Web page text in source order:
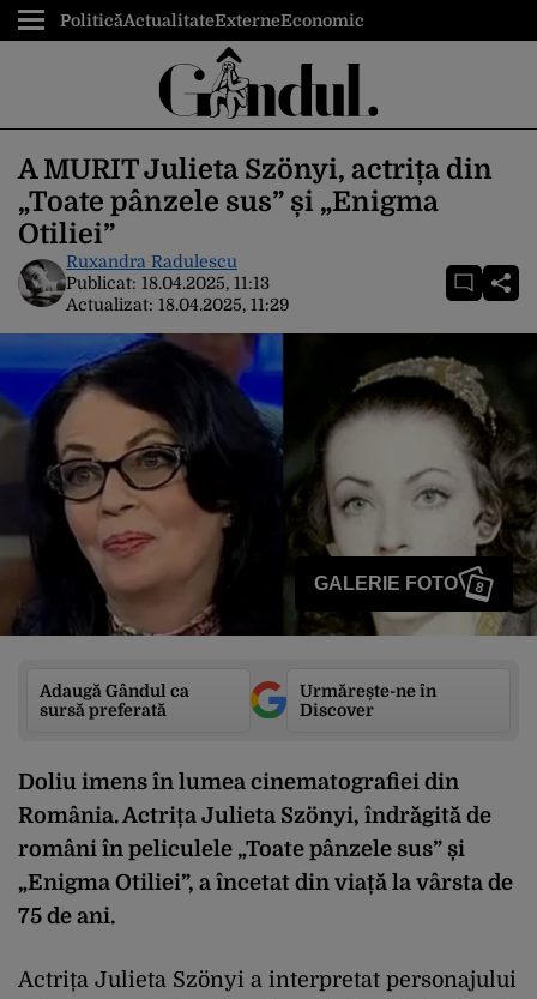
PoliticăActualitateExterneEconomic
A MURIT Julieta Szönyi, actrița din
„Toate pânzele sus” și „Enigma
Otiliei”
Ruxandra Radulescu
Publicat: 18.04.2025, 11:13
Actualizat: 18.04.2025, 11:29
GALERIE FOTO 8
Adaugă Gândul ca
sursă preferată
Urmărește-ne în
Discover
Doliu imens în lumea cinematografiei din
România. Actrița Julieta Szönyi, îndrăgită de
români în peliculele „Toate pânzele sus” și
„Enigma Otiliei”, a încetat din viață la vârsta de
75 de ani.
Actrița Julieta Szönyi a interpretat personajului